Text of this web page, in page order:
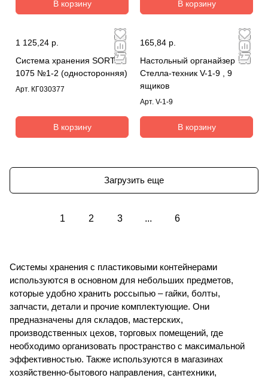
В корзину В корзину
1 125,24 р.
Система хранения SORTEX
1075 №1-2 (односторонняя)
Арт. КГ030377
В корзину
165,84 р.
Настольный органайзер
Стелла-техник V-1-9 , 9
ящиков
Арт. V-1-9
В корзину
Загрузить еще
1 2 3 ... 6
Системы хранения с пластиковыми контейнерами
используются в основном для небольших предметов,
которые удобно хранить россыпью – гайки, болты,
запчасти, детали и прочие комплектующие. Они
предназначены для складов, мастерских,
производственных цехов, торговых помещений, где
необходимо организовать пространство с максимальной
эффективностью. Также используются в магазинах
хозяйственно-бытового направления, сантехники,